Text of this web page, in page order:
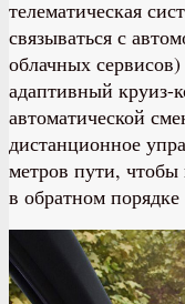
телематическая
связываться с
облачных
адаптивный круиз-
автоматической
дистанционное
метров пути, чтобы
в обратном